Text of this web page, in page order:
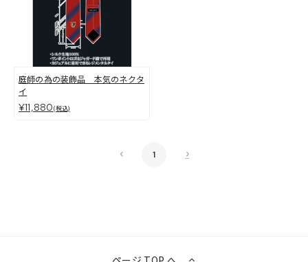
庭師の為の装飾品 本気のネクタ
イ
¥11,880(税込)
‹ 1 ›